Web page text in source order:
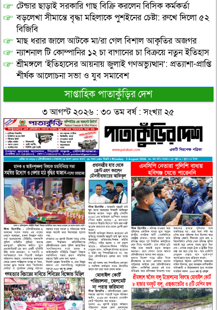
টেন্ডার ছাড়াই সরকারি গাছ বিক্রি করলেন বিসিক কর্মকর্তা
বড়লেখা সীমান্তে বৃদ্ধা মহিলাকে পুশইনের চেষ্টা: রুখে দিলো ৫২
বিজিবি
মাছ ধরার জালে আটকে মা/রা গেল বিশাল আকৃতির অজগর
ন্যাশনাল টি কোম্পানির ১২ চা বাগানের চা বিক্রয়ে নতুন ইতিহাস
শ্রীমঙ্গলে ‘ইতিহাসের আয়নায় জুলাই গণঅভ্যুত্থান’: প্রত্যাশা-প্রাপ্তি
শীর্ষক আলোচনা সভা ও যুব সমাবেশ
সাপ্তাহিক পাতাকুঁড়ির দেশ
৩ আগস্ট ২০২৬ : ৩০ তম বর্ষ : সংখ্যা ২৫